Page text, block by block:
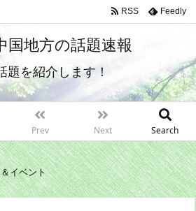
国地方の話題速報
題を紹介します！
Prev Next Search
RSS Feedly
イベント